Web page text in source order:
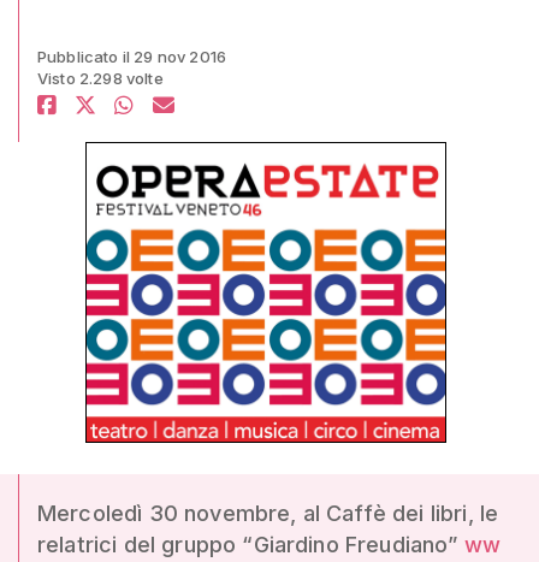
Pubblicato il 29 nov 2016
Visto 2.298 volte
Mercoledì 30 novembre, al Caffè dei libri, le
relatrici del gruppo “Giardino Freudiano” ww